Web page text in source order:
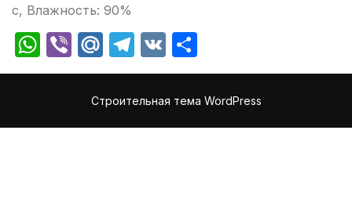
с, Влажность: 90%
WhatsApp
ViberMail.Ru
Telegram
VK
Строительная тема WordPress